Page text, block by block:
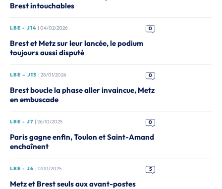
Brest intouchables
LBE - J14 | 04/02/2026 0
Brest et Metz sur leur lancée, le podium
toujours aussi disputé
LBE – J13 | 28/01/2026 0
Brest boucle la phase aller invaincue, Metz
en embuscade
LBE - J7 | 26/10/2025 0
Paris gagne enfin, Toulon et Saint-Amand
enchaînent
LBE - J6 | 12/10/2025 5
Metz et Brest seuls aux avant-postes